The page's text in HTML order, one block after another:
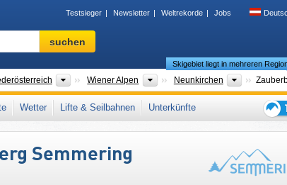
Testsieger Newsletter Weltrekorde Jobs
Skigebiet,
Region,
…
suchen
Bundesländer
Wiener Alpen Tourismusregionen
Neunkirchen Bezirke
Skigebiet liegt in mehreren
Hochsteiermark Randgebirge östlich der Mur Ostösterreich,
Alpen Westeuropa
Wetter Lifte & Seilbahnen
Unterkünfte
den
Semmering